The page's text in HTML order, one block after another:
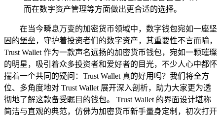
而在数字资产管理等方面做出更合适的选择。
在当今瞬息万变的加密货币领域中，数字钱包宛如一座坚
固的堡垒，守护着投资者们的数字资产，其重要性不言而喻，
Trust Wallet 作为一款声名远扬的加密货币钱包，宛如一颗璀璨
的明星，吸引着众多投资者和爱好者的目光，不少人心中都怀
揣着一个共同的疑问：Trust Wallet 真的好用吗？我们将全方
位、多角度地对 Trust Wallet 展开深入剖析，助力大家更为透
彻地了解这款备受瞩目的钱包。 Trust Wallet 的界面设计堪称
简洁与直观的典范，仿佛为加密货币新手量身定制，初次打开